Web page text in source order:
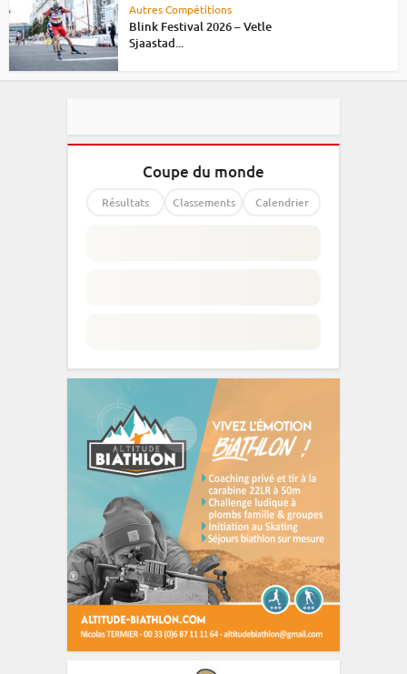
Autres Compétitions
Blink Festival 2026 – Vetle
Sjaastad...
Coupe du monde
Résultats Classements Calendrier